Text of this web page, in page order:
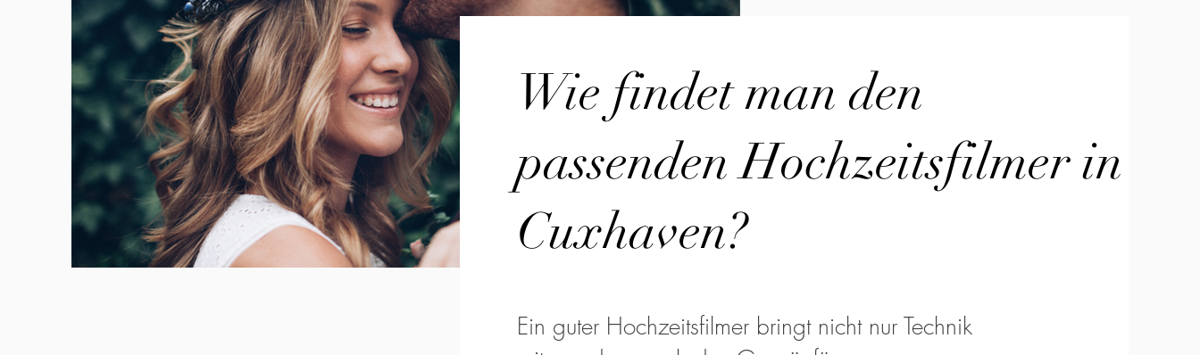
Wie findet man den
passenden Hochzeitsfilmer in
Cuxhaven?
Ein guter Hochzeitsfilmer bringt nicht nur Technik